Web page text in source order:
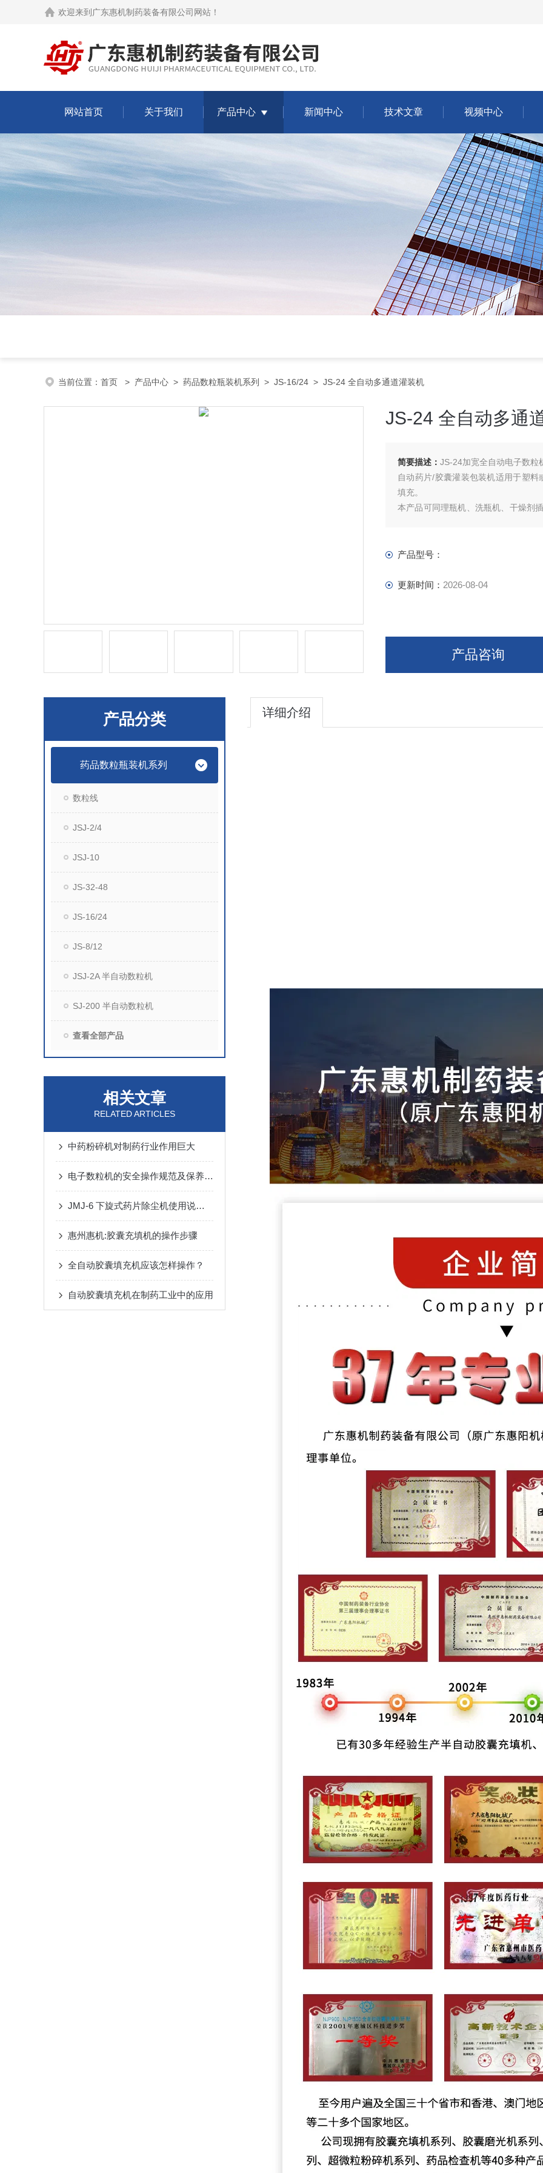
欢迎来到 广东惠机制药装备有限公司网站 ！
网站首页 关于我们 产品中心 新闻中心 技术文章 视频中心
当前位置： 首页 > 产品中心 > 药品数粒瓶装机系列 > JS-16/24 > JS-24 全自动多通道灌装机
JS-24 全自动多通
简要描述： JS-24加宽全自动电子数粒
自动药片/胶囊灌装包装机适用于塑
填充。
本产品可同理瓶机、洗瓶机、干燥剂
无瓶自动停止不工作
产品型号：
更新时间： 2026-08-04
产品咨询
产品分类
药品数粒瓶装机系列
数粒线
JSJ-2/4
JSJ-10
JS-32-48
JS-16/24
JS-8/12
JSJ-2A 半自动数粒机
SJ-200 半自动数粒机
查看全部产品
相关文章
RELATED ARTICLES
中药粉碎机对制药行业作用巨大
电子数粒机的安全操作规范及保养规程
JMJ-6 下旋式药片除尘机使用说明书
惠州惠机:胶囊充填机的操作步骤
全自动胶囊填充机应该怎样操作？
自动胶囊填充机在制药工业中的应用
详细介绍